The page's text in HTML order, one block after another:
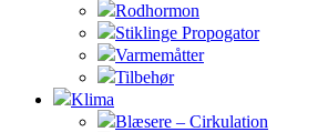
Rodhormon
Stiklinge Propogator
Varmemåtter
Tilbehør
Klima
Blæsere – Cirkulation